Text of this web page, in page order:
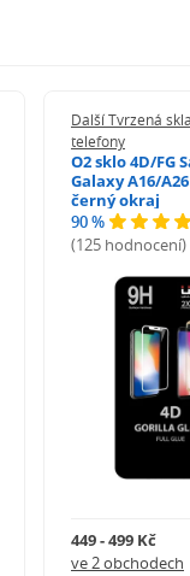
Další Tvrzená
telefony
O2 sklo 4D/FG
Galaxy A16/A26
černý okraj
90 %
(125 hodnocení)
449 - 499 Kč
ve 2 obchodech